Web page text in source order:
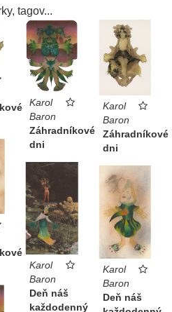
tagov...
Karol
Baron
Záhradníkové
dni
Karol
Baron
Záhradníkové
dni
Karol
Baron
Deň náš
každodenný
Karol
Baron
Deň náš